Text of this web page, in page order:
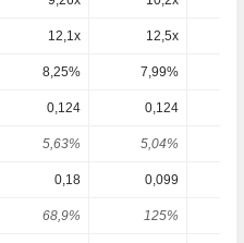
12,1x 12,5x
8,25% 7,99%
0,124 0,124
5,63% 5,04%
0,18 0,099
68,9% 125%